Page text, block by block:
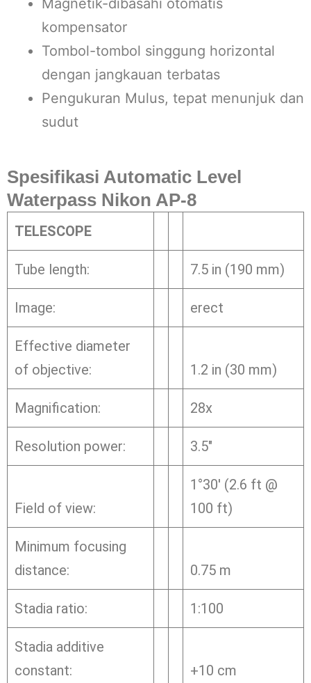
kompensator
Tombol-tombol singgung horizontal
dengan jangkauan terbatas
Pengukuran Mulus, tepat menunjuk dan
sudut
Spesifikasi Automatic Level
Waterpass Nikon AP-8
TELESCOPE
Tube length: 7.5 in (190 mm)
Image: erect
Effective diameter
of objective:
1.2 in (30 mm)
Magnification: 28x
Resolution power: 3.5″
Field of view:
1°30′ (2.6 ft @
100 ft)
Minimum focusing
distance:
0.75 m
Stadia ratio: 1:100
Stadia additive
constant:
+10 cm